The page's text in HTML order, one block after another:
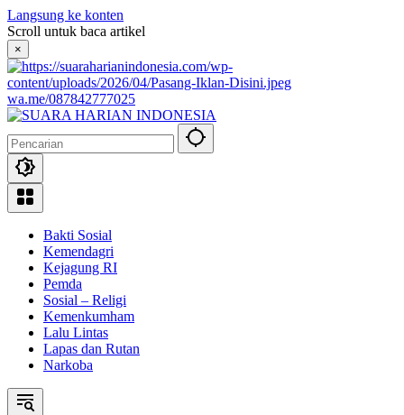
Langsung ke konten
Scroll untuk baca artikel
×
wa.me/087842777025
Bakti Sosial
Kemendagri
Kejagung RI
Pemda
Sosial – Religi
Kemenkumham
Lalu Lintas
Lapas dan Rutan
Narkoba